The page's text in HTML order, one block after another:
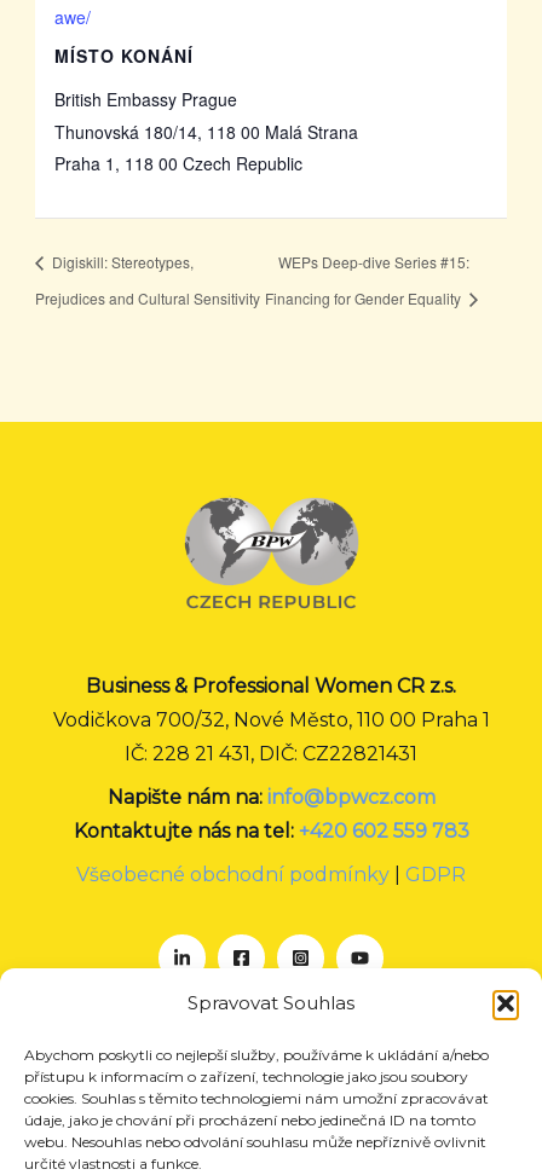
Spravovat Souhlas
Abychom poskytli co nejlepší služby, používáme k ukládání a/nebo
přístupu k informacím o zařízení, technologie jako jsou soubory
cookies. Souhlas s těmito technologiemi nám umožní zpracovávat
údaje, jako je chování při procházení nebo jedinečná ID na tomto
webu. Nesouhlas nebo odvolání souhlasu může nepříznivě ovlivnit
určité vlastnosti a funkce.
awe/
MÍSTO KONÁNÍ
British Embassy Prague
Thunovská 180/14, 118 00 Malá Strana
Praha 1 , 118 00 Czech Republic
Digiskill: Stereotypes,
Prejudices and Cultural Sensitivity
WEPs Deep-dive Series #15:
Financing for Gender Equality
Business & Professional Women CR z.s.
Vodičkova 700/32, Nové Město, 110 00 Praha 1
IČ: 228 21 431, DIČ: CZ22821431
Napište nám na: info@bpwcz.com
Kontaktujte nás na tel: +420 602 559 783
Všeobecné obchodní podmínky
GDPR
O nás
Projekty
Členství